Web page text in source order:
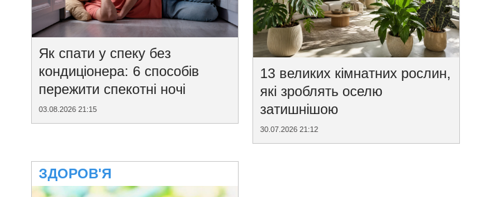
Як спати у спеку без
кондиціонера: 6 способів
пережити спекотні ночі
03.08.2026 21:15
ЗДОРОВ'Я
13 великих кімнатних рослин,
які зроблять оселю
затишнішою
30.07.2026 21:12